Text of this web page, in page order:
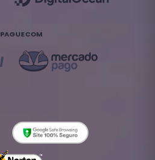
PAGUE COM